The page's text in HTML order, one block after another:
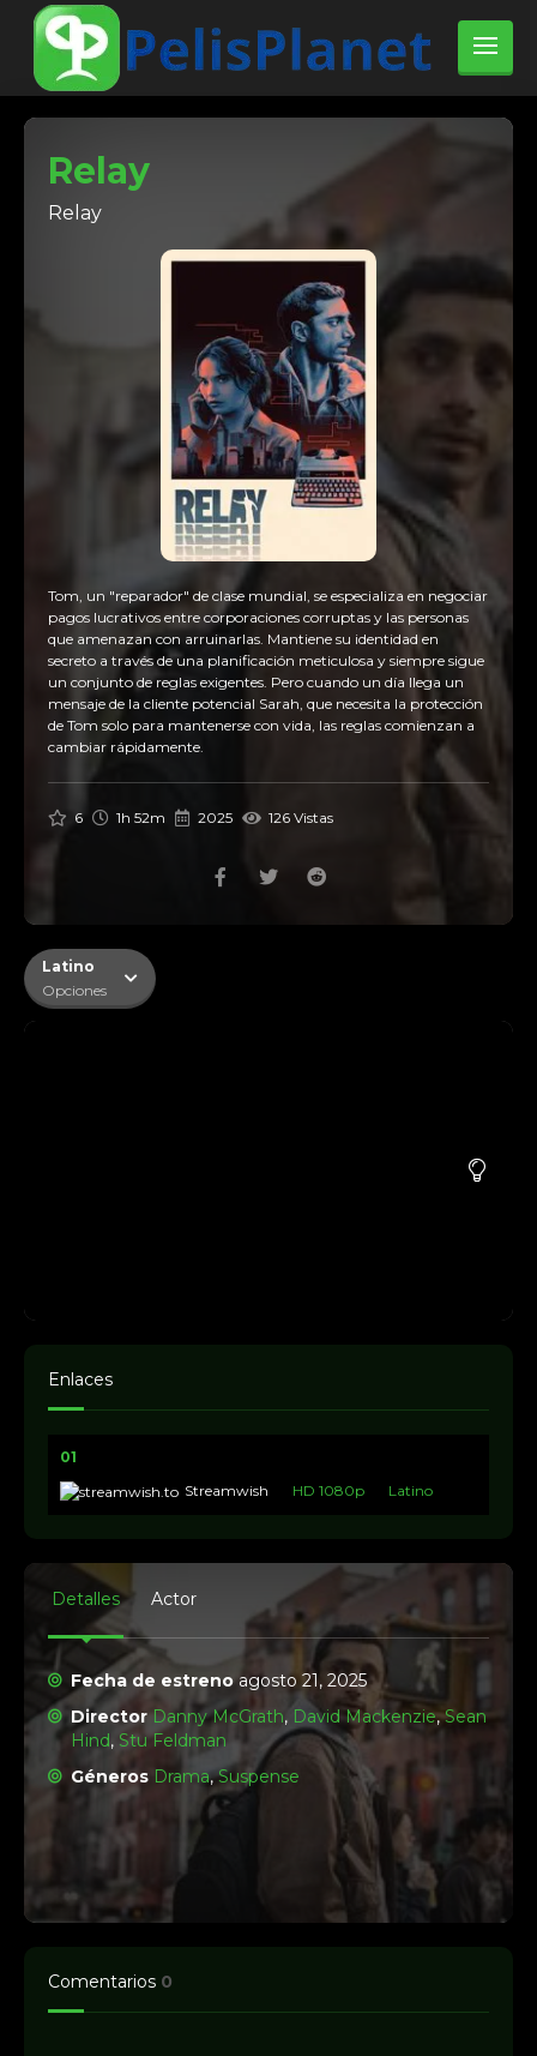
Relay
Relay
Tom, un "reparador" de clase mundial, se especializa en negociar
pagos lucrativos entre corporaciones corruptas y las personas
que amenazan con arruinarlas. Mantiene su identidad en
secreto a través de una planificación meticulosa y siempre sigue
un conjunto de reglas exigentes. Pero cuando un día llega un
mensaje de la cliente potencial Sarah, que necesita la protección
de Tom solo para mantenerse con vida, las reglas comienzan a
cambiar rápidamente.
6 1h 52m 2025 126 Vistas
Latino
Opciones
Enlaces
01
Streamwish
HD 1080p Latino
Detalles Actor
Fecha de estrenoagosto 21, 2025
Director Danny McGrath, David Mackenzie,Sean
Hind,Stu Feldman
Géneros Drama,Suspense
Comentarios 0